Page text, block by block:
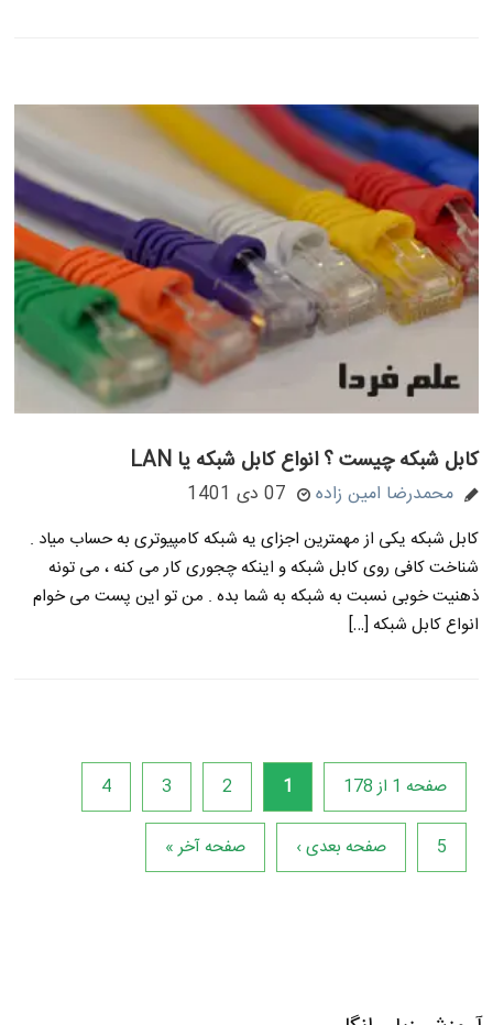
کابل شبکه چیست ؟ انواع کابل شبکه یا LAN
محمدرضا امین زاده 07 دی 1401
کابل شبکه یکی از مهمترین اجزای یه شبکه کامپیوتری به حساب میاد .
شناخت کافی روی کابل شبکه و اینکه چجوری کار می کنه ، می تونه
ذهنیت خوبی نسبت به شبکه به شما بده . من تو این پست می خوام
انواع کابل شبکه […]
صفحه 1 از 178 1
2
3
4
5 صفحه بعدی › صفحه آخر »